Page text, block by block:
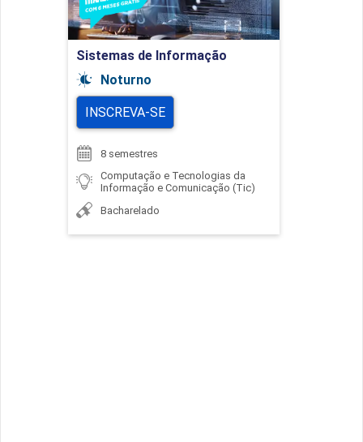
Sistemas de Informação
Noturno
INSCREVA-SE
8 semestres
Computação e Tecnologias da
Informação e Comunicação (Tic)
Bacharelado
Ir para Inscrição